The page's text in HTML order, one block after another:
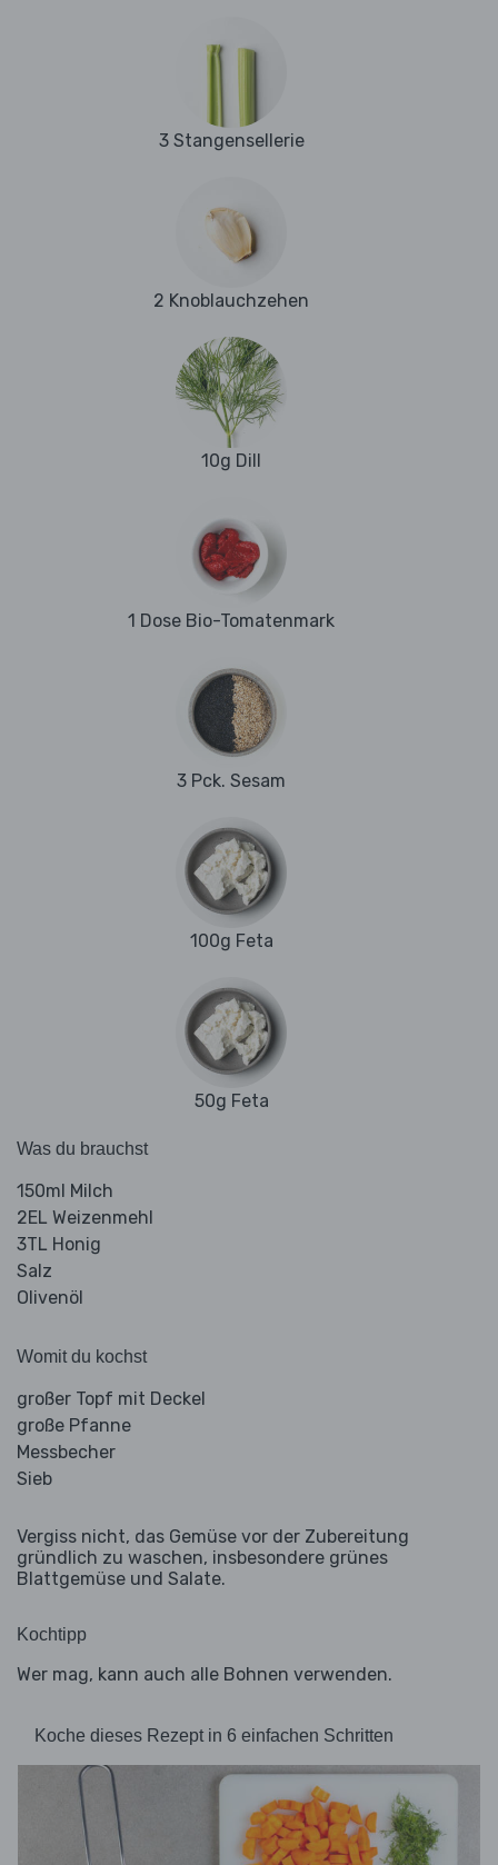
3 Stangensellerie
2 Knoblauchzehen
10g Dill
1 Dose Bio-Tomatenmark
3 Pck. Sesam
100g Feta
50g Feta
Was du brauchst
150ml Milch
2EL Weizenmehl
3TL Honig
Salz
Olivenöl
Womit du kochst
großer Topf mit Deckel
große Pfanne
Messbecher
Sieb
Vergiss nicht, das Gemüse vor der Zubereitung
gründlich zu waschen, insbesondere grünes
Blattgemüse und Salate.
Kochtipp
Wer mag, kann auch alle Bohnen verwenden.
Koche dieses Rezept in 6 einfachen Schritten